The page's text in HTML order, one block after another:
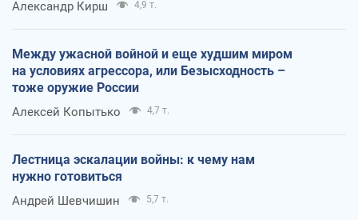
Александр Кирш 4,9 т.
Между ужасной войной и еще худшим миром
на условиях агрессора, или Безысходность –
тоже оружие России
Алексей Копытько 4,7 т.
Лестница эскалации войны: к чему нам
нужно готовиться
Андрей Шевчишин 5,7 т.